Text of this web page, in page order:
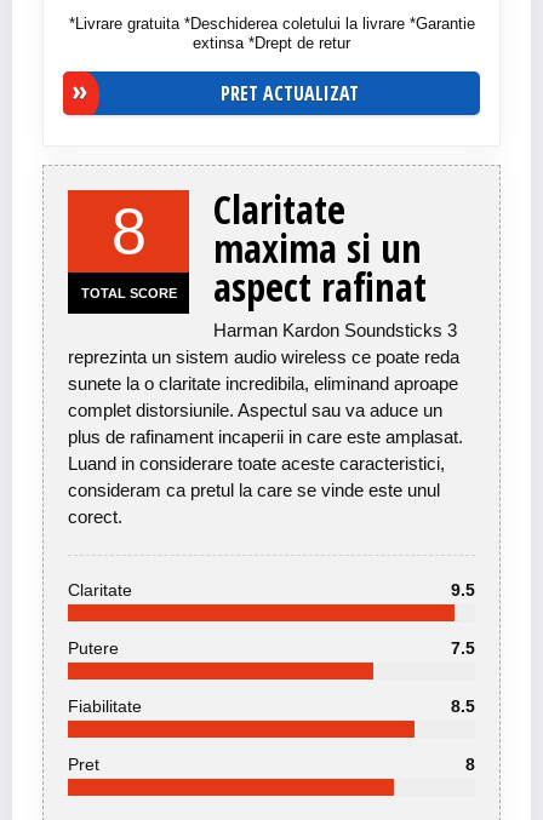
*Livrare gratuita *Deschiderea coletului la livrare *Garantie
extinsa *Drept de retur
PRET ACTUALIZAT
8
TOTAL SCORE
Claritate
maxima si un
aspect rafinat
Harman Kardon Soundsticks 3
reprezinta un sistem audio wireless ce poate reda
sunete la o claritate incredibila, eliminand aproape
complet distorsiunile. Aspectul sau va aduce un
plus de rafinament incaperii in care este amplasat.
Luand in considerare toate aceste caracteristici,
consideram ca pretul la care se vinde este unul
corect.
Claritate 9.5
Putere 7.5
Fiabilitate 8.5
Pret 8